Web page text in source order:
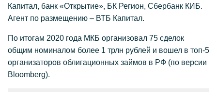
Капитал, банк «Открытие», БК Регион, Сбербанк КИБ.
Агент по размещению – ВТБ Капитал.
По итогам 2020 года МКБ организовал 75 сделок
общим номиналом более 1 трлн рублей и вошел в топ-5
организаторов облигационных займов в РФ (по версии
Bloomberg).